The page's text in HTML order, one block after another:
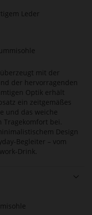
Leder
mit der
der hervorragenden
Optik erhält
ein zeitgemäßes
und das weiche
bei.
Design
Begleiter – vom
Drink.